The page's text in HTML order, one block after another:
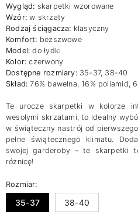
Wygląd: skarpetki wzorowane
Wzór: w skrzaty
Rodzaj ściągacza: klasyczny
Komfort: bezszwowe
Model: do łydki
Kolor: czerwony
Dostępne rozmiary:35-37, 38-40
Skład: 76% bawełna, 16% poliamid,
Te urocze skarpetki w kolorze
wesołymi skrzatami, to idealny
w świąteczny nastrój od
pełne świątecznego klimatu.
swojej garderoby – te skarpetki
różnicę!
Rozmiar:
35-37 38-40